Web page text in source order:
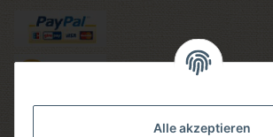
Alle akzeptieren
Versandmethoden